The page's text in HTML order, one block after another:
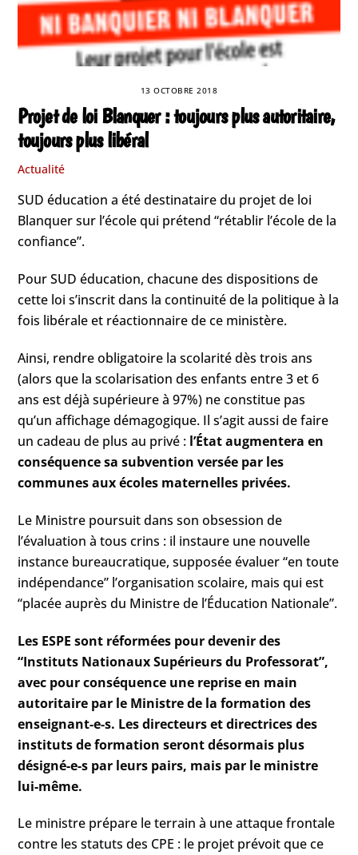
13 OCTOBRE 2018
Projet de loi Blanquer : toujours plus autoritaire,
toujours plus libéral
Actualité
SUD éducation a été destinataire du projet de loi
Blanquer sur l’école qui prétend “rétablir l’école de la
confiance”.
Pour SUD éducation, chacune des dispositions de
cette loi s’inscrit dans la continuité de la politique à la
fois libérale et réactionnaire de ce ministère.
Ainsi, rendre obligatoire la scolarité dès trois ans
(alors que la scolarisation des enfants entre 3 et 6
ans est déjà supérieure à 97%) ne constitue pas
qu’un affichage démagogique. Il s’agit aussi de faire
un cadeau de plus au privé : l’État augmentera en
conséquence sa subvention versée par les
communes aux écoles maternelles privées.
Le Ministre poursuit dans son obsession de
l’évaluation à tous crins : il instaure une nouvelle
instance bureaucratique, supposée évaluer “en toute
indépendance” l’organisation scolaire, mais qui est
“placée auprès du Ministre de l’Éducation Nationale”.
Les ESPE sont réformées pour devenir des
“Instituts Nationaux Supérieurs du Professorat”,
avec pour conséquence une reprise en main
autoritaire par le Ministre de la formation des
enseignant-e-s. Les directeurs et directrices des
instituts de formation seront désormais plus
désigné-e-s par leurs pairs, mais par le ministre
lui-même.
Le ministre prépare le terrain à une attaque frontale
contre les statuts des CPE : le projet prévoit que ce